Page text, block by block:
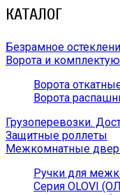
КАТАЛОГ
Безрамное
Ворота и
Ворота
Ворота
Грузоперевозки.
Защитные роллеты
Межкомнатные
Ручки для
Серия OLOVI